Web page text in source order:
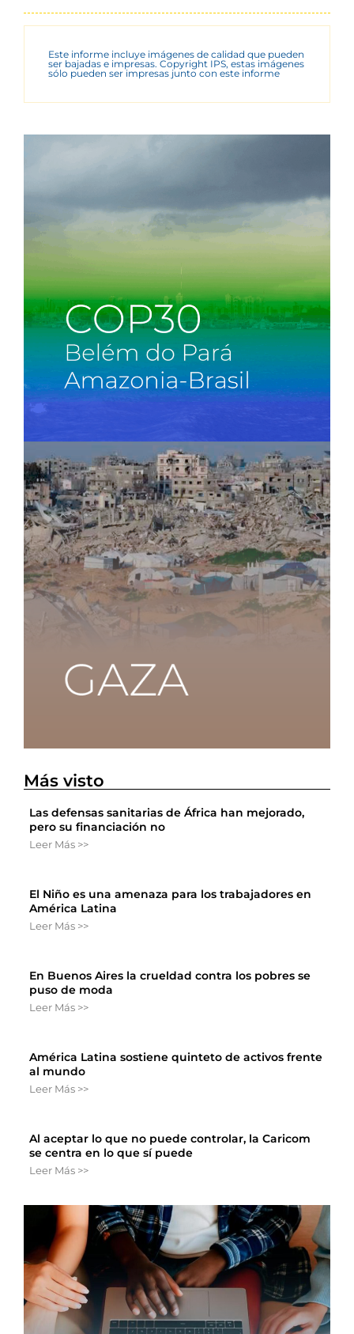
Este informe incluye imágenes de calidad que pueden
ser bajadas e impresas. Copyright IPS, estas imágenes
sólo pueden ser impresas junto con este informe
Más visto
Las defensas sanitarias de África han mejorado,
pero su financiación no
Leer Más >>
El Niño es una amenaza para los trabajadores en
América Latina
Leer Más >>
En Buenos Aires la crueldad contra los pobres se
puso de moda
Leer Más >>
América Latina sostiene quinteto de activos frente
al mundo
Leer Más >>
Al aceptar lo que no puede controlar, la Caricom
se centra en lo que sí puede
Leer Más >>